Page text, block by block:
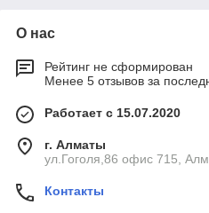
О нас
Рейтинг не сформирован
Менее 5 отзывов за
Работает с 15.07.2020
г. Алматы
ул.Гоголя,86 офис 715,
Контакты